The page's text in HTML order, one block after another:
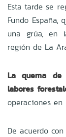
Esta tarde se
Fundo
una grúa, en
región de La
La quema
labores
operaciones en
De acuerdo